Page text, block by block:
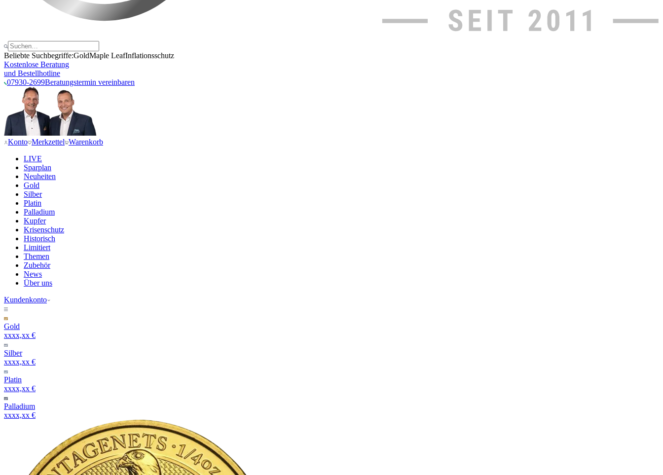
Beliebte Suchbegriffe:GoldMaple LeafInflationsschutz
Kostenlose Beratung
und Bestellhotline
07930-2699Beratungstermin vereinbaren
Konto Merkzettel Warenkorb
LIVE
Sparplan
Neuheiten
Gold
Silber
Platin
Palladium
Kupfer
Krisenschutz
Historisch
Limitiert
Themen
Zubehör
News
Über uns
Kundenkonto
Gold
xxxx,xx €
Silber
xxxx,xx €
Platin
xxxx,xx €
Palladium
xxxx,xx €